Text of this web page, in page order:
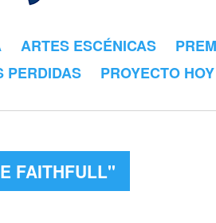
ARTES ESCÉNICAS
PERDIDAS
PROYECTO HOY
FAITHFULL"